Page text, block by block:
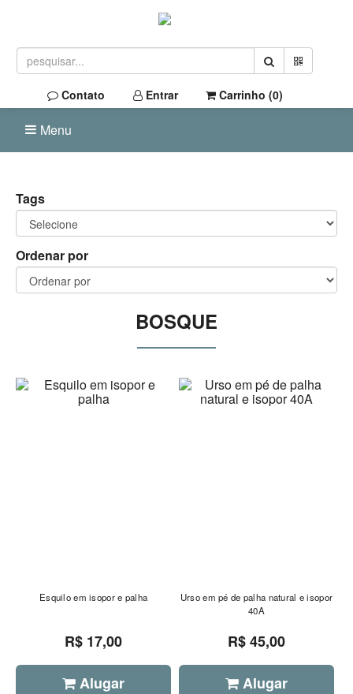
Contato Entrar Carrinho (0)
Menu
Tags
Ordenar por
BOSQUE
Esquilo em isopor e palha
R$ 17,00
Alugar
Urso em pé de palha natural e isopor
40A
R$ 45,00
Alugar